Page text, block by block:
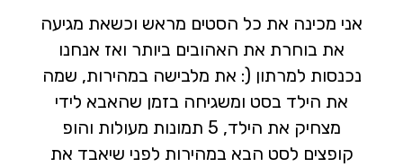
אני מכינה את כל הסטים מראש וכשאת מגיעה
את בוחרת את האהובים ביותר ואז אנחנו
נכנסות למרתון (: את מלבישה במהירות, שמה
את הילד בסט ומשגיחה בזמן שהאבא לידי
מצחיק את הילד, 5 תמונות מעולות והופ
קופצים לסט הבא במהירות לפני שיאבד את